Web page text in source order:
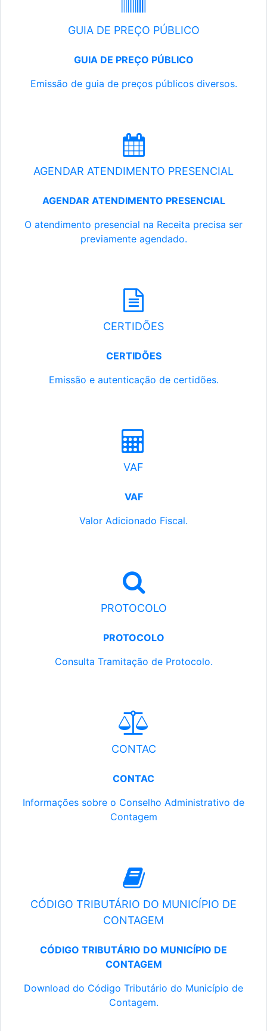
GUIA DE PREÇO PÚBLICO
GUIA DE PREÇO PÚBLICO
Emissão de guia de preços públicos diversos.
AGENDAR ATENDIMENTO PRESENCIAL
AGENDAR ATENDIMENTO PRESENCIAL
O atendimento presencial na Receita precisa ser
previamente agendado.
CERTIDÕES
CERTIDÕES
Emissão e autenticação de certidões.
VAF
VAF
Valor Adicionado Fiscal.
PROTOCOLO
PROTOCOLO
Consulta Tramitação de Protocolo.
CONTAC
CONTAC
Informações sobre o Conselho Administrativo de
Contagem
CÓDIGO TRIBUTÁRIO DO MUNICÍPIO DE
CONTAGEM
CÓDIGO TRIBUTÁRIO DO MUNICÍPIO DE
CONTAGEM
Download do Código Tributário do Município de
Contagem.